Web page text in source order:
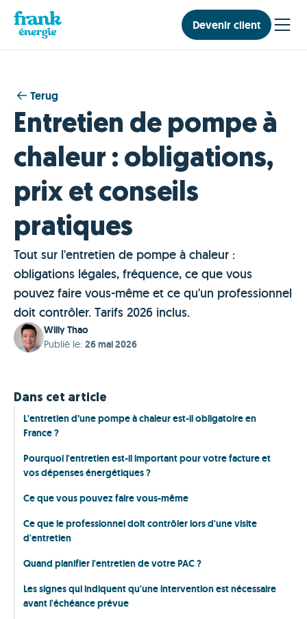
Devenir client
Terug
Entretien de pompe à
chaleur : obligations,
prix et conseils
pratiques
Tout sur l'entretien de pompe à chaleur :
obligations légales, fréquence, ce que vous
pouvez faire vous-même et ce qu'un professionnel
doit contrôler. Tarifs 2026 inclus.
Willy Thao
Publié le: 26 mai 2026
Dans cet article
L'entretien d’une pompe à chaleur est-il obligatoire en
France ?
Pourquoi l'entretien est-il important pour votre facture et
vos dépenses énergétiques ?
Ce que vous pouvez faire vous-même
Ce que le professionnel doit contrôler lors d'une visite
d'entretien
Quand planifier l'entretien de votre PAC ?
Les signes qui indiquent qu'une intervention est nécessaire
avant l'échéance prévue